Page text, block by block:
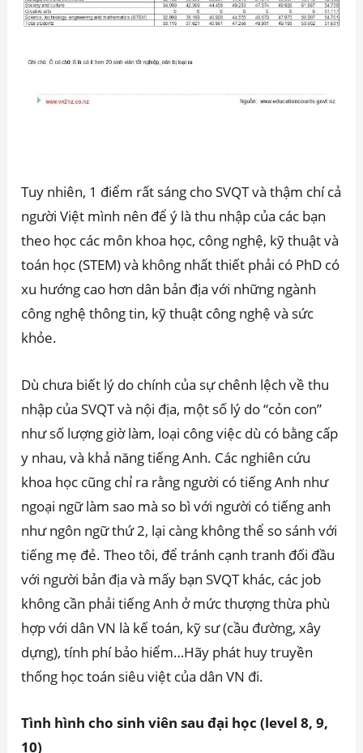
Tuy nhiên, 1 điểm rất sáng cho SVQT và thậm chí cả
người Việt mình nên để ý là thu nhập của các bạn
theo học các môn khoa học, công nghệ, kỹ thuật và
toán học (STEM) và không nhất thiết phải có PhD có
xu hướng cao hơn dân bản địa với những ngành
công nghệ thông tin, kỹ thuật công nghệ và sức
khỏe.
Dù chưa biết lý do chính của sự chênh lệch về thu
nhập của SVQT và nội địa, một số lý do “cỏn con”
như số lượng giờ làm, loại công việc dù có bằng cấp
y nhau, và khả năng tiếng Anh. Các nghiên cứu
khoa học cũng chỉ ra rằng người có tiếng Anh như
ngoại ngữ làm sao mà so bì với người có tiếng anh
như ngôn ngữ thứ 2, lại càng không thể so sánh với
tiếng mẹ đẻ. Theo tôi, để tránh cạnh tranh đối đầu
với người bản địa và mấy bạn SVQT khác, các job
không cần phải tiếng Anh ở mức thượng thừa phù
hợp với dân VN là kế toán, kỹ sư (cầu đường, xây
dựng), tính phí bảo hiểm…Hãy phát huy truyền
thống học toán siêu việt của dân VN đi.
Tình hình cho sinh viên sau đại học (level 8, 9,
10)